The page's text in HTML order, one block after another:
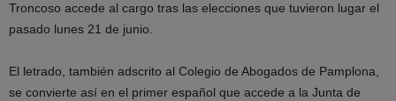
Troncoso accede al cargo tras las elecciones que tuvieron lugar el
pasado lunes 21 de junio.
El letrado, también adscrito al Colegio de Abogados de Pamplona,
se convierte así en el primer español que accede a la Junta de